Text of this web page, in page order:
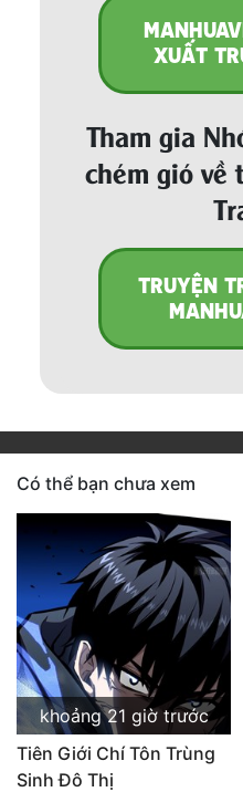
XUẤT
Tham gia
chém gió về
TRUYỆN
Có thể bạn chưa xem
khoảng 21 giờ trước
Tiên Giới Chí Tôn Trùng
Sinh Đô Thị